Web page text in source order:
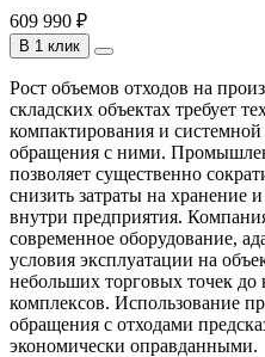
609 990 ₽
В 1 клик
Рост объемов отходов на
складских объектах требует
компактирования и
обращения с ними.
позволяет существенно
снизить затраты на хранение
внутри предприятия.
современное оборудование,
условия эксплуатации на
небольших торговых точек
комплексов. Использование
обращения с отходами
экономически оправданными.